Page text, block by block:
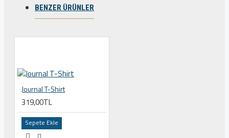
BENZER ÜRÜNLER
Journal T-Shirt
319,00TL
Sepete Ekle